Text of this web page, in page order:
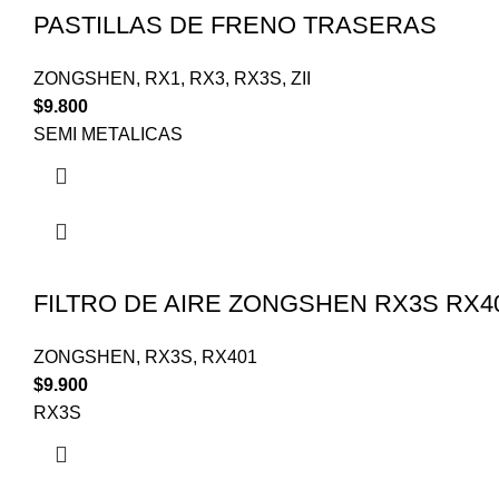
PASTILLAS DE FRENO TRASERAS
ZONGSHEN , RX1, RX3, RX3S, ZII
$9.800
SEMI METALICAS
FILTRO DE AIRE ZONGSHEN RX3S
ZONGSHEN , RX3S, RX401
$9.900
RX3S